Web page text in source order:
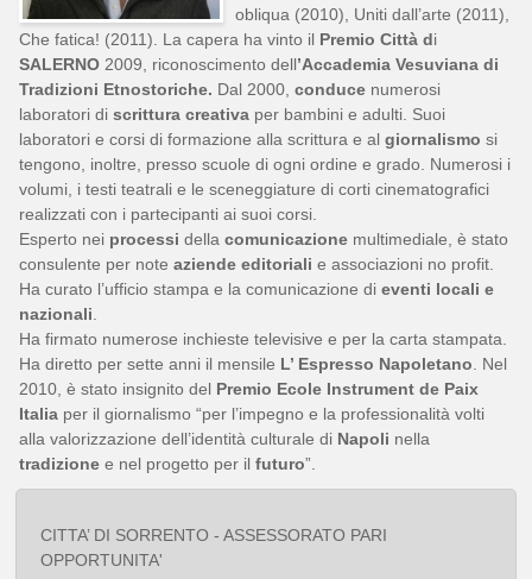
obliqua (2010), Uniti dall’arte (2011),
Che fatica! (2011). La capera ha vinto il Premio Città di
SALERNO 2009, riconoscimento dell’Accademia Vesuviana di
Tradizioni Etnostoriche. Dal 2000,conduce numerosi
laboratori discrittura creativa per bambini e adulti. Suoi
laboratori e corsi di formazione alla scrittura e algiornalismo si
tengono, inoltre, presso scuole di ogni ordine e grado. Numerosi i
volumi, i testi teatrali e le sceneggiature di corti cinematografici
realizzati con i partecipanti ai suoi corsi.
Esperto nei processi dellacomunicazione multimediale, è stato
consulente per noteaziende editoriali e associazioni no profit.
Ha curato l’ufficio stampa e la comunicazione dieventi locali e
nazionali
Ha firmato numerose inchieste televisive e per la carta stampata.
Ha diretto per sette anni il mensile L’ Espresso Napoletano . Nel
2010, è stato insignito del Premio Ecole Instrument de Paix
Italia per il giornalismo “per l’impegno e la professionalità volti
alla valorizzazione dell’identità culturale di Napoli nella
tradizione e nel progetto per ilfuturo”.
CITTA’ DI SORRENTO - ASSESSORATO PARI
OPPORTUNITA'